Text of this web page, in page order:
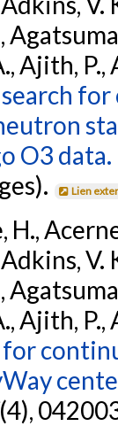
Ajith, P.,
O3 data.
Lien
H.,
V.
Ajith, P.,
for